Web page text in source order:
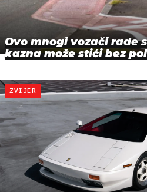
Ovo mnogi vozači rade
kazna može stići bez
ZVIJER